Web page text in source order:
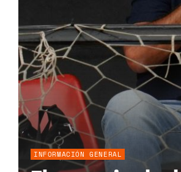
INFORMACIÓN GENERAL